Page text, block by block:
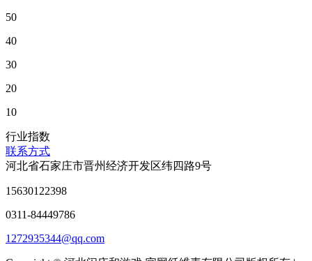
50
40
30
20
10
行业指数
联系方式
河北省石家庄市晋州经济开发区纬四路9号
15630122398
0311-84449786
1272935344@qq.com